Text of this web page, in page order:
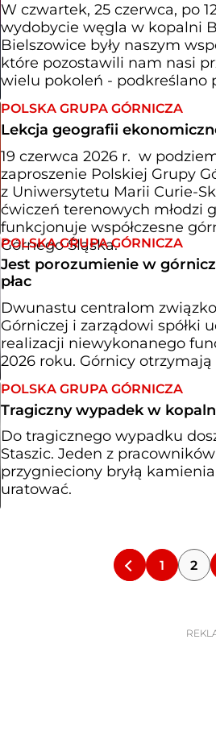
W czwartek, 25 czerwca, po
wydobycie węgla w kopalni
Bielszowice były naszym
które pozostawili nam nasi
wielu pokoleń - podkreślano
POLSKA GRUPA GÓRNICZA
Lekcja geografii
19 czerwca 2026 r. w
zaproszenie Polskiej Grupy
z Uniwersytetu Marii Curie-
ćwiczeń terenowych młodzi
funkcjonuje współczesne
Górnego Śląska.
POLSKA GRUPA GÓRNICZA
Jest porozumienie w
płac
Dwunastu centralom
Górniczej i zarządowi spółki
realizacji niewykonanego
2026 roku. Górnicy
POLSKA GRUPA GÓRNICZA
Tragiczny wypadek w
Do tragicznego wypadku
Staszic. Jeden z
przygnieciony bryłą
uratować.
1 2